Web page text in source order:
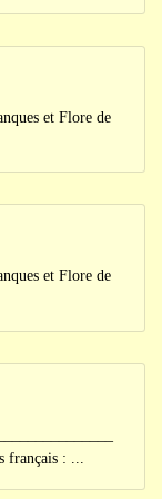
et Flore de
et Flore de
: ...